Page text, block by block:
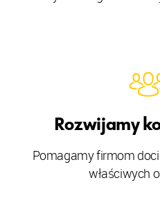
Rozwijamy
Pomagamy firmom
właściwych